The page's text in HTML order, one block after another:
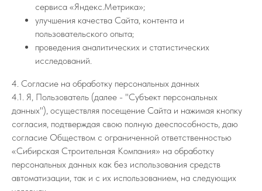
сервиса «Яндекс.Метрика»;
улучшения качества Сайта, контента и
пользовательского опыта;
проведения аналитических и статистических
исследований.
4. Согласие на обработку персональных данных
4.1. Я, Пользователь (далее - "Субъект персональных
данных"), осуществляя посещение Сайта и нажимая кнопку
согласия, подтверждая свою полную дееспособность, даю
согласие Обществом с ограниченной ответственностью
«Сибирская Строительная Компания» на обработку
персональных данных как без использования средств
автоматизации, так и с их использованием, на следующих